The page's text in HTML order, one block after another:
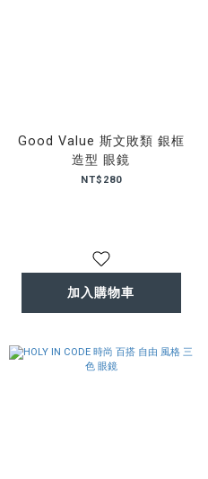
Good Value 斯文敗類 銀框
造型 眼鏡
NT$280
加入購物車